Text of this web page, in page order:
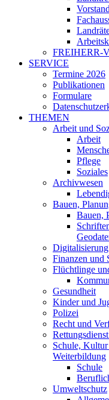
Vorstand
FREIHERR-
SERVICE
Termine 2026
Publikationen
Formulare
THEMEN
Arbeit und
Arbeit
Pflege
Soziales
Archivwesen
Bauen,
Bauen,
Digitalisierung
Finanzen und
Flüchtlinge
Gesundheit
Kinder und
Polizei
Recht und
Schule,
Weiterbildung
Schule
Umweltschutz